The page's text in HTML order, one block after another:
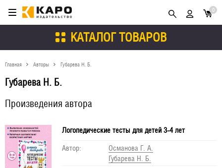
КАТАЛОГ ТОВАРОВ
0
Главная Авторы Губарева Н. Б.
Губарева Н. Б.
Произведения автора
Логопедические тесты для детей 3-4 лет
Автор:
Османова Г. А.
Губарева Н. Б.